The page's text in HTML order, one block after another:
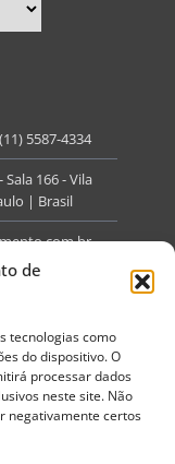
de
tecnologias como
do dispositivo. O
processar dados
neste site. Não
negativamente certos
5587-4334
166 - Vila
| Brasil